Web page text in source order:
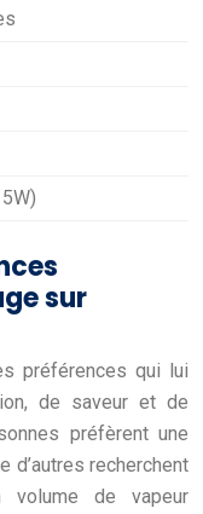
sur
préférences qui lui
de saveur et de
préfèrent une
d’autres recherchent
volume de vapeur